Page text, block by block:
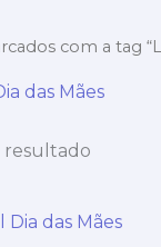
com a tag
das Mães
resultado